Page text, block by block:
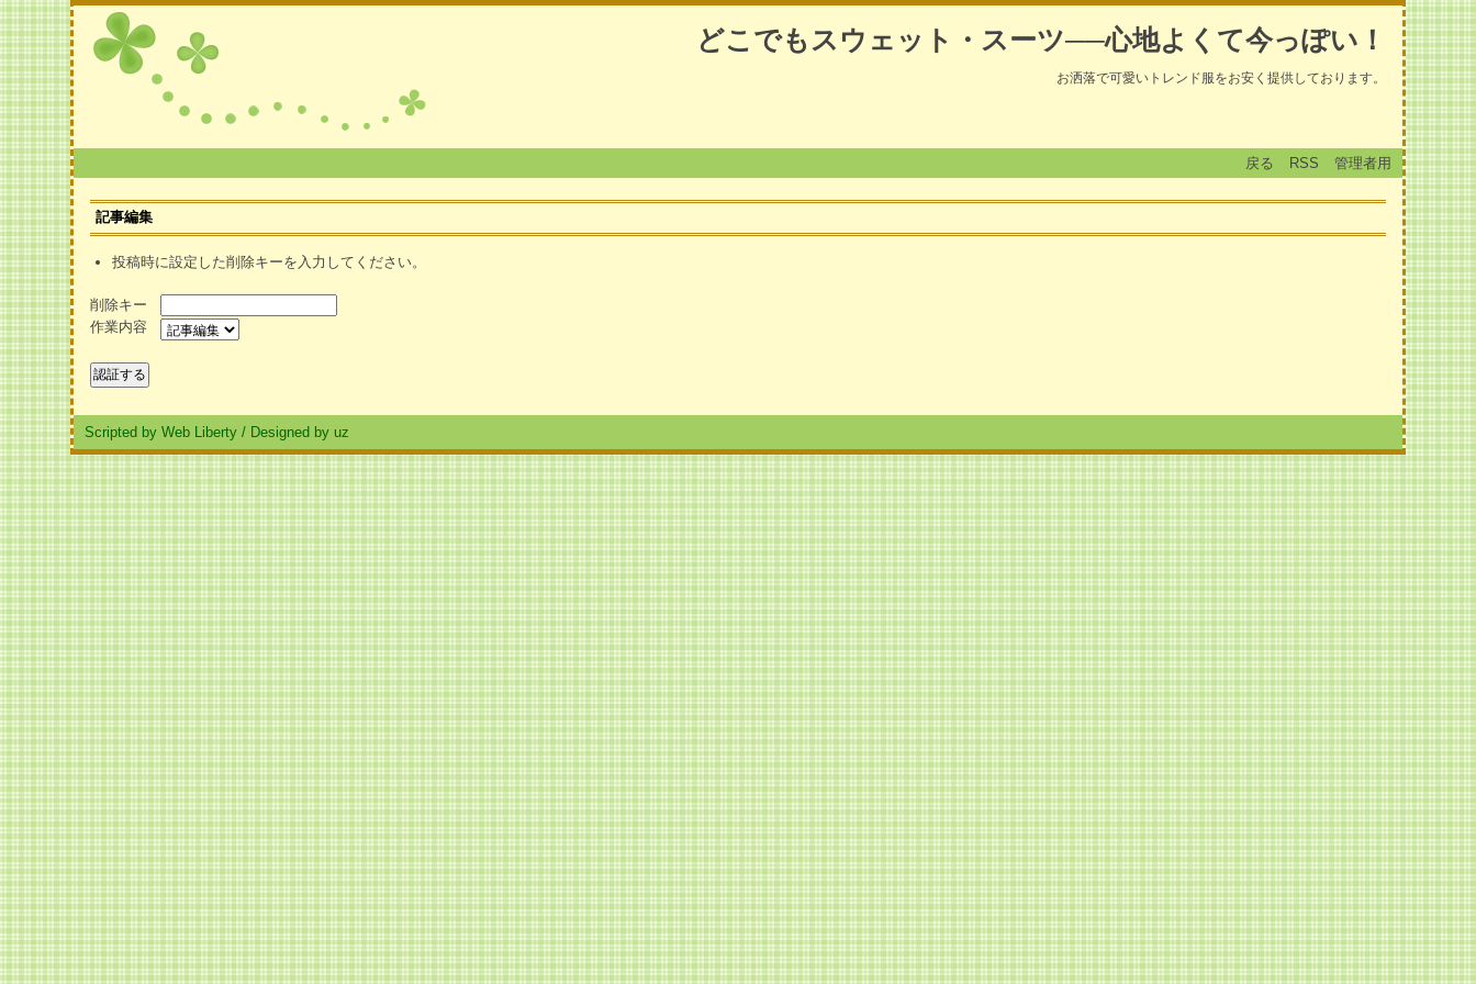
どこでもスウェット・スーツ──心地よくて今っぽい！
お洒落で可愛いトレンド服をお安く提供しております。
戻る RSS 管理者用
記事編集
投稿時に設定した削除キーを入力してください。
削除キー
作業内容
Scripted by Web Liberty / Designed by uz